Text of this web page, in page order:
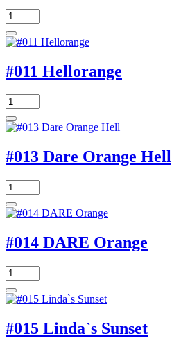
#011 Hellorange
#013 Dare Orange Hell
#014 DARE Orange
#015 Linda`s Sunset